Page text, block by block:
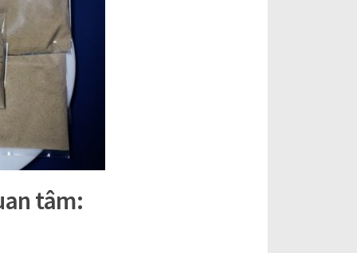
tâm: